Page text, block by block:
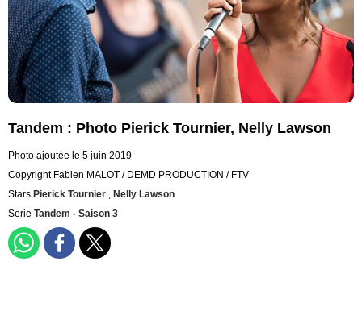
Tandem : Photo Pierick Tournier, Nelly Lawson
Photo ajoutée le 5 juin 2019
Copyright Fabien MALOT / DEMD PRODUCTION / FTV
Stars Pierick Tournier , Nelly Lawson
Serie Tandem - Saison 3